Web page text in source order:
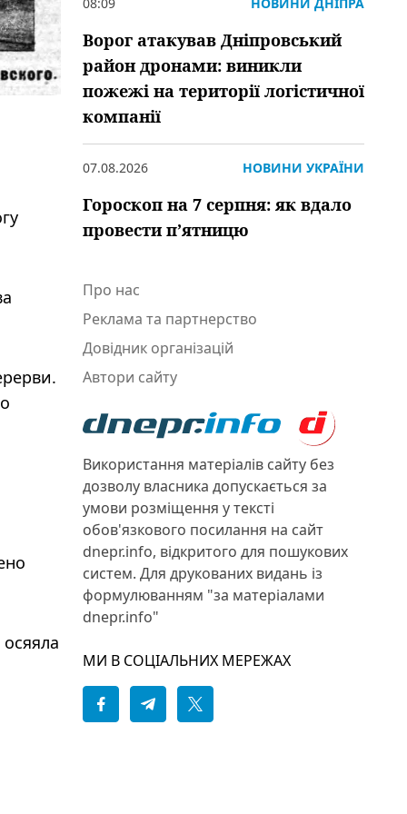
Ворог атакував Дніпровський
район дронами: виникли
пожежі на території логістичної
компанії
07.08.2026 НОВИНИ УКРАЇНИ
Гороскоп на 7 серпня: як вдало
провести пʼятницю
Про нас
Реклама та партнерство
Довідник організацій
Автори сайту
Використання матеріалів сайту без
дозволу власника допускається за
умови розміщення у тексті
обов'язкового посилання на сайт
dnepr.info, відкритого для пошукових
систем. Для друкованих видань із
формулюванням "за матеріалами
dnepr.info"
МИ В СОЦІАЛЬНИХ МЕРЕЖАХ